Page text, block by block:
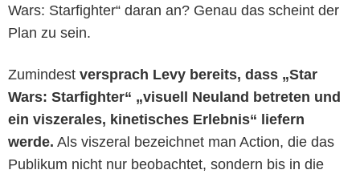
Wars: Starfighter“ daran an? Genau das scheint der
Plan zu sein.
Zumindest versprach Levy bereits, dass „Star
Wars: Starfighter“ „visuell Neuland betreten und
ein viszerales, kinetisches Erlebnis“ liefern
werde. Als viszeral bezeichnet man Action, die das
Publikum nicht nur beobachtet, sondern bis in die